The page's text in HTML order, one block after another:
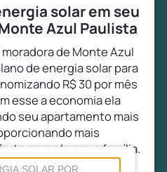
solar em seu
Azul Paulista
de Monte Azul
de energia solar para
R$ 30 por mês
esse a economia ela
seu apartamento mais
mais
para ela e sua família.